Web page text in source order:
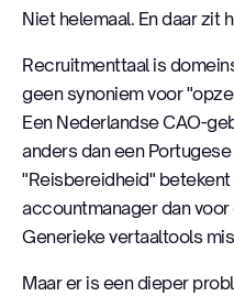
Niet helemaal. En daar zit
Recruitmenttaal is
geen synoniem voor
Een Nederlandse CAO-
anders dan een
"Reisbereidheid"
accountmanager dan
Generieke vertaaltools
Maar er is een dieper